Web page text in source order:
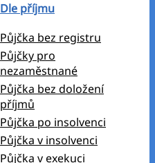
Dle příjmu
Půjčka bez registru
Půjčky pro
nezaměstnané
Půjčka bez doložení
příjmů
Půjčka po insolvenci
Půjčka v insolvenci
Půjčka v exekuci